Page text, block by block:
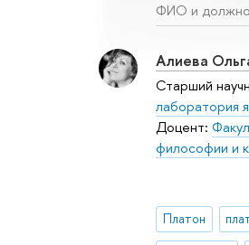
ФИО и
Алиева
Старший
лаборатория
Доцент:
философии и
Платон